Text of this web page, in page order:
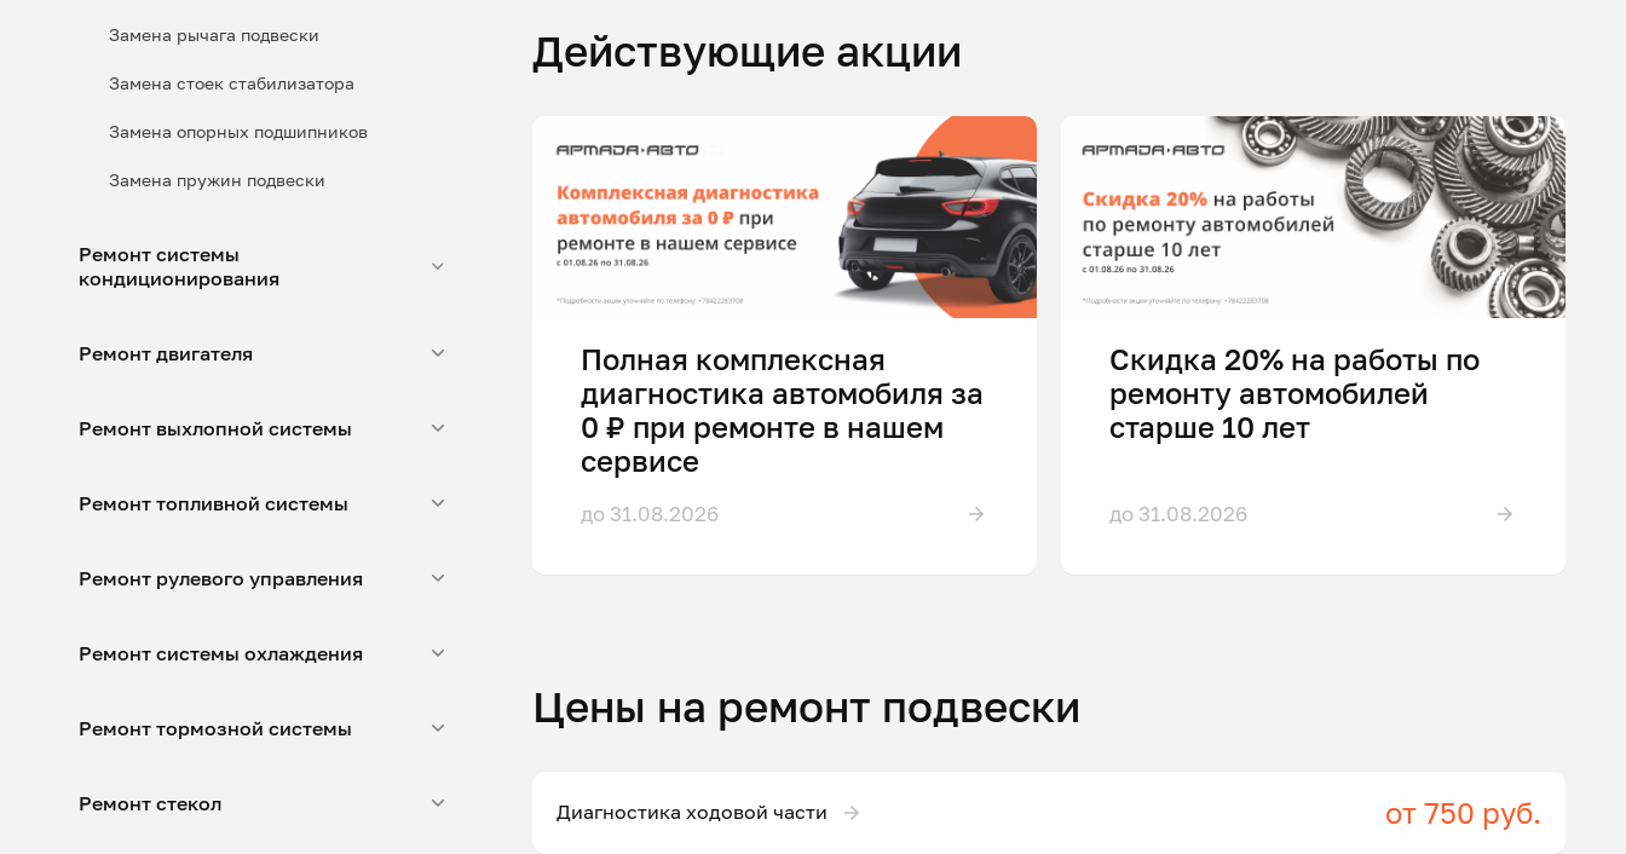
Замена рычага подвески
Замена стоек стабилизатора
Замена опорных подшипников
Замена пружин подвески
Ремонт системы
кондиционирования
Ремонт двигателя
Ремонт выхлопной системы
Ремонт топливной системы
Ремонт рулевого управления
Ремонт системы охлаждения
Ремонт тормозной системы
Ремонт стекол
Действующие акции
Полная комплексная
диагностика автомобиля за
0 ₽ при ремонте в нашем
сервисе
до 31.08.2026
Скидка 20% на работы по
ремонту автомобилей
старше 10 лет
до 31.08.2026
Цены на ремонт подвески
Диагностика ходовой части от 750 руб.